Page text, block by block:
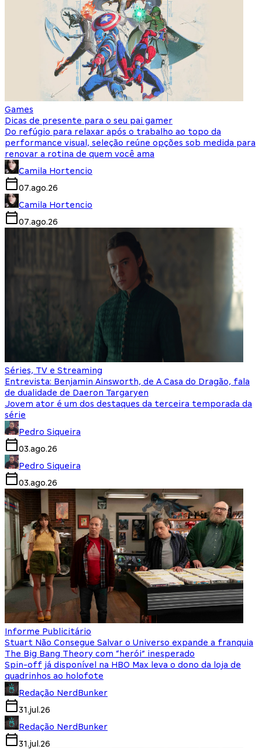
Games
Dicas de presente para o seu pai gamer
Do refúgio para relaxar após o trabalho ao topo da
performance visual, seleção reúne opções sob medida para
renovar a rotina de quem você ama
Camila Hortencio
07.ago.26
Camila Hortencio
07.ago.26
Séries, TV e Streaming
Entrevista: Benjamin Ainsworth, de A Casa do Dragão, fala
de dualidade de Daeron Targaryen
Jovem ator é um dos destaques da terceira temporada da
série
Pedro Siqueira
03.ago.26
Pedro Siqueira
03.ago.26
Informe Publicitário
Stuart Não Consegue Salvar o Universo expande a franquia
The Big Bang Theory com “herói” inesperado
Spin-off já disponível na HBO Max leva o dono da loja de
quadrinhos ao holofote
Redação NerdBunker
31.jul.26
Redação NerdBunker
31.jul.26